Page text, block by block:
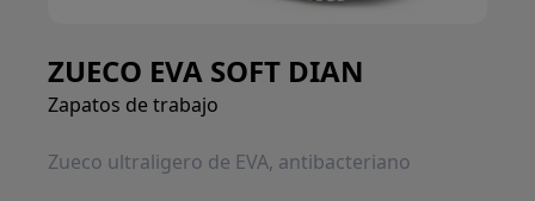
ZUECO EVA SOFT DIAN
Zapatos de trabajo
Zueco ultraligero de EVA, antibacteriano